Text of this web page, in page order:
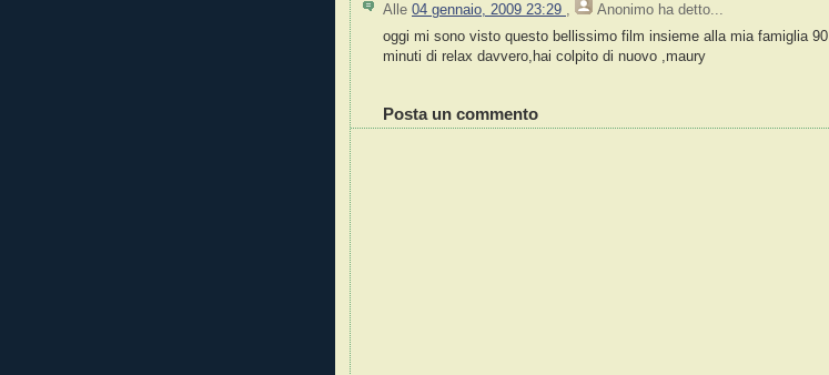
Alle 04 gennaio, 2009 23:29 , Anonimo ha detto...
oggi mi sono visto questo bellissimo film insieme alla mia famiglia 90
minuti di relax davvero,hai colpito di nuovo ,maury
Posta un commento